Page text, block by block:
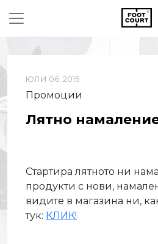
ЮЛИ 06, 2015
Промоции
Лятно
Стартира лятното ни
продукти с нови,
видите в магазина ни,
тук: КЛИК!